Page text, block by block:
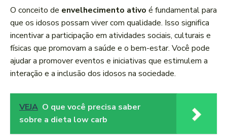
O conceito de envelhecimento ativo é fundamental para
que os idosos possam viver com qualidade. Isso significa
incentivar a participação em atividades sociais, culturais e
físicas que promovam a saúde e o bem-estar. Você pode
ajudar a promover eventos e iniciativas que estimulem a
interação e a inclusão dos idosos na sociedade.
VEJA O que você precisa saber
sobre a dieta low carb